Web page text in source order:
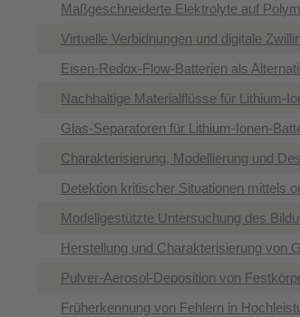
Maßgeschneiderte Elektrolyte auf
Virtuelle Verbidnungen und digitale
Eisen-Redox-Flow-Batterien als
Nachhaltige Materialflüsse für Lithium-
Glas-Separatoren für Lithium-Ionen-
Charakterisierung, Modellierung und
Detektion kritischer Situationen mittels
Modellgestützte Untersuchung des
Herstellung und Charakterisierung von
Pulver-Aerosol-Deposition von
Früherkennung von Fehlern in